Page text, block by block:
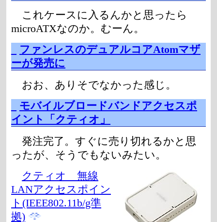
これケースに入るんかと思ったら
microATXなのか。むーん。
ファンレスのデュアルコアAtomマザ
ーが発売に
おお、ありそでなかった感じ。
モバイルブロードバンドアクセスポ
イント「クティオ」
発注完了。すぐに売り切れるかと思
ったが、そうでもないみたい。
クティオ 無線
LANアクセスポイン
ト(IEEE802.11b/g準
拠)